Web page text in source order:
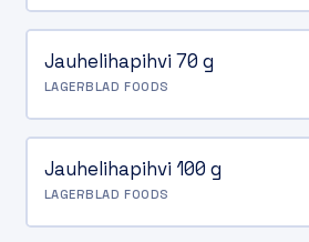
Jauhelihapihvi 70 g
LAGERBLAD FOODS
Jauhelihapihvi 100 g
LAGERBLAD FOODS